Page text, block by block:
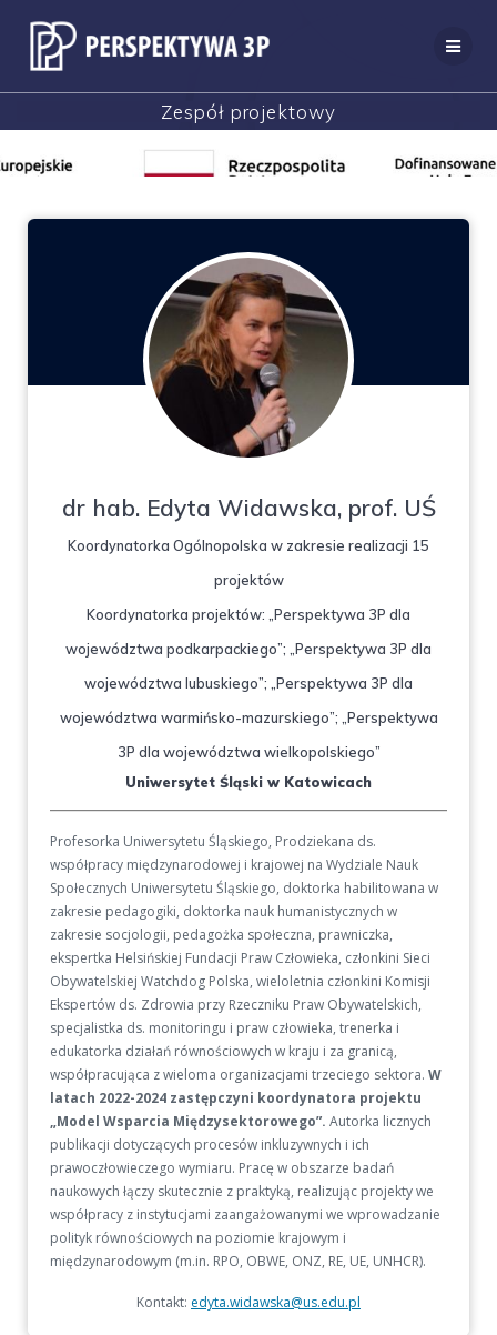
do
treści
Zespół projektowy
dr hab. Edyta Widawska, prof. UŚ
Koordynatorka Ogólnopolska w zakresie realizacji 15
projektów
Koordynatorka projektów: „Perspektywa 3P dla
województwa podkarpackiego”; „Perspektywa 3P dla
województwa lubuskiego”; „Perspektywa 3P dla
województwa warmińsko-mazurskiego”; „Perspektywa
3P dla województwa wielkopolskiego”
Uniwersytet Śląski w Katowicach
Profesorka Uniwersytetu Śląskiego, Prodziekana ds.
współpracy międzynarodowej i krajowej na Wydziale Nauk
Społecznych Uniwersytetu Śląskiego, doktorka habilitowana w
zakresie pedagogiki, doktorka nauk humanistycznych w
zakresie socjologii, pedagożka społeczna, prawniczka,
ekspertka Helsińskiej Fundacji Praw Człowieka, członkini Sieci
Obywatelskiej Watchdog Polska, wieloletnia członkini Komisji
Ekspertów ds. Zdrowia przy Rzeczniku Praw Obywatelskich,
specjalistka ds. monitoringu i praw człowieka, trenerka i
edukatorka działań równościowych w kraju i za granicą,
współpracująca z wieloma organizacjami trzeciego sektora. W
latach 2022-2024 zastępczyni koordynatora projektu
„Model Wsparcia Międzysektorowego”. Autorka licznych
publikacji dotyczących procesów inkluzywnych i ich
prawoczłowieczego wymiaru. Pracę w obszarze badań
naukowych łączy skutecznie z praktyką, realizując projekty we
współpracy z instytucjami zaangażowanymi we wprowadzanie
polityk równościowych na poziomie krajowym i
międzynarodowym (m.in. RPO, OBWE, ONZ, RE, UE, UNHCR).
Kontakt: edyta.widawska@us.edu.pl